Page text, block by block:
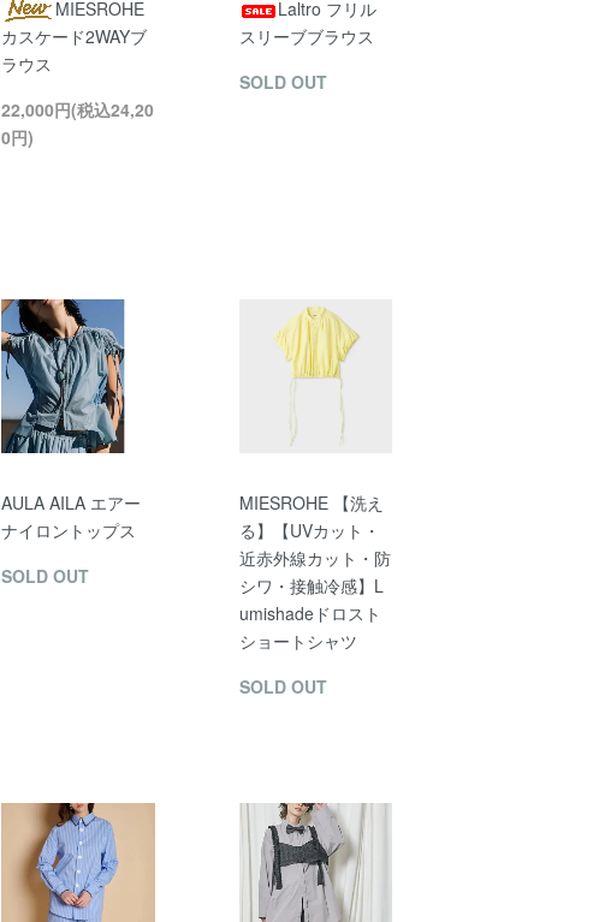
MIESROHE
カスケード2WAYブ
ラウス
22,000円(税込24,20
0円)
Laltro フリル
スリーブブラウス
SOLD OUT
AULA AILA エアー
ナイロントップス
SOLD OUT
MIESROHE 【洗え
る】【UVカット・
近赤外線カット・防
シワ・接触冷感】L
umishadeドロスト
ショートシャツ
SOLD OUT